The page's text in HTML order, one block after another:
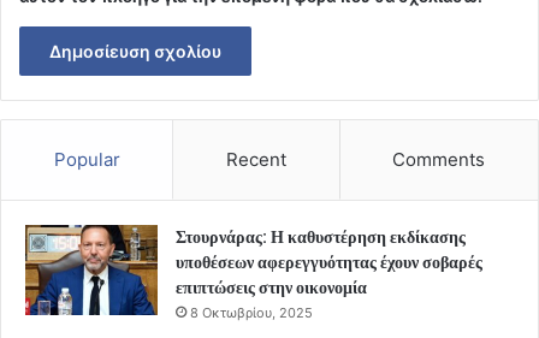
Popular Recent Comments
Στουρνάρας: Η καθυστέρηση εκδίκασης
υποθέσεων αφερεγγυότητας έχουν σοβαρές
επιπτώσεις στην οικονομία
8 Οκτωβρίου, 2025